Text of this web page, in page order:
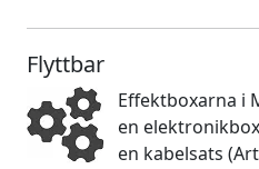
Flyttbar
Effektboxarna i
en
en kabelsats